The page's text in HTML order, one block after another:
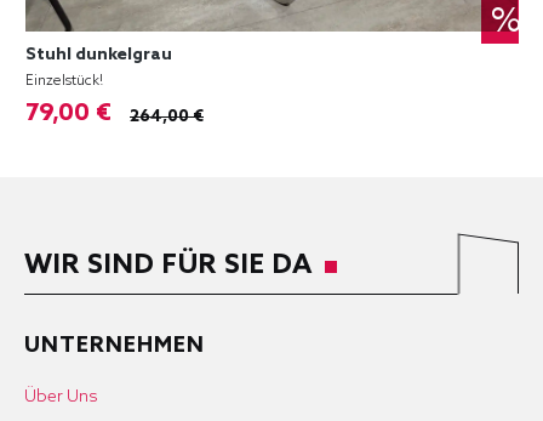
%
Stuhl dunkelgrau
Einzelstück!
79,00 € 264,00 €
WIR SIND FÜR SIE DA
UNTERNEHMEN
Über Uns